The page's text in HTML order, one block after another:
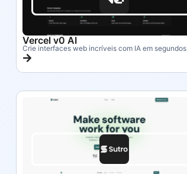
Vercel v0 AI
Crie interfaces web incríveis com IA em segundos